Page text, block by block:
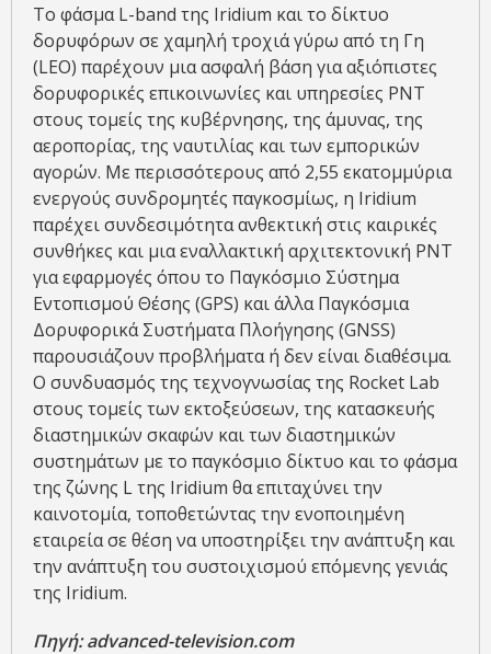
Το φάσμα L-band της Iridium και το δίκτυο
δορυφόρων σε χαμηλή τροχιά γύρω από τη Γη
(LEO) παρέχουν μια ασφαλή βάση για αξιόπιστες
δορυφορικές επικοινωνίες και υπηρεσίες PNT
στους τομείς της κυβέρνησης, της άμυνας, της
αεροπορίας, της ναυτιλίας και των εμπορικών
αγορών. Με περισσότερους από 2,55 εκατομμύρια
ενεργούς συνδρομητές παγκοσμίως, η Iridium
παρέχει συνδεσιμότητα ανθεκτική στις καιρικές
συνθήκες και μια εναλλακτική αρχιτεκτονική PNT
για εφαρμογές όπου το Παγκόσμιο Σύστημα
Εντοπισμού Θέσης (GPS) και άλλα Παγκόσμια
Δορυφορικά Συστήματα Πλοήγησης (GNSS)
παρουσιάζουν προβλήματα ή δεν είναι διαθέσιμα.
Ο συνδυασμός της τεχνογνωσίας της Rocket Lab
στους τομείς των εκτοξεύσεων, της κατασκευής
διαστημικών σκαφών και των διαστημικών
συστημάτων με το παγκόσμιο δίκτυο και το φάσμα
της ζώνης L της Iridium θα επιταχύνει την
καινοτομία, τοποθετώντας την ενοποιημένη
εταιρεία σε θέση να υποστηρίξει την ανάπτυξη και
την ανάπτυξη του συστοιχισμού επόμενης γενιάς
της Iridium.
Πηγή: advanced-television.com